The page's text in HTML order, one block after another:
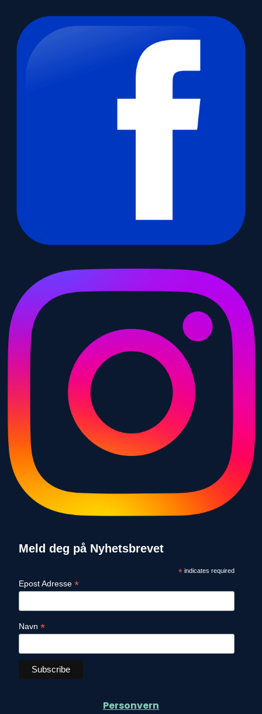
Meld deg på Nyhetsbrevet
*indicates required
Epost Adresse *
Navn *
Personvern